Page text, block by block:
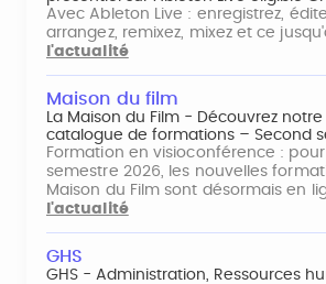
Avec Ableton Live : enregistrez,
arrangez, remixez, mixez et ce
l'actualité
Maison du film
La Maison du Film - Découvrez
catalogue de formations – Second
Formation en visioconférence :
semestre 2026, les nouvelles
Maison du Film sont désormais en
l'actualité
GHS
GHS - Administration, Ressources